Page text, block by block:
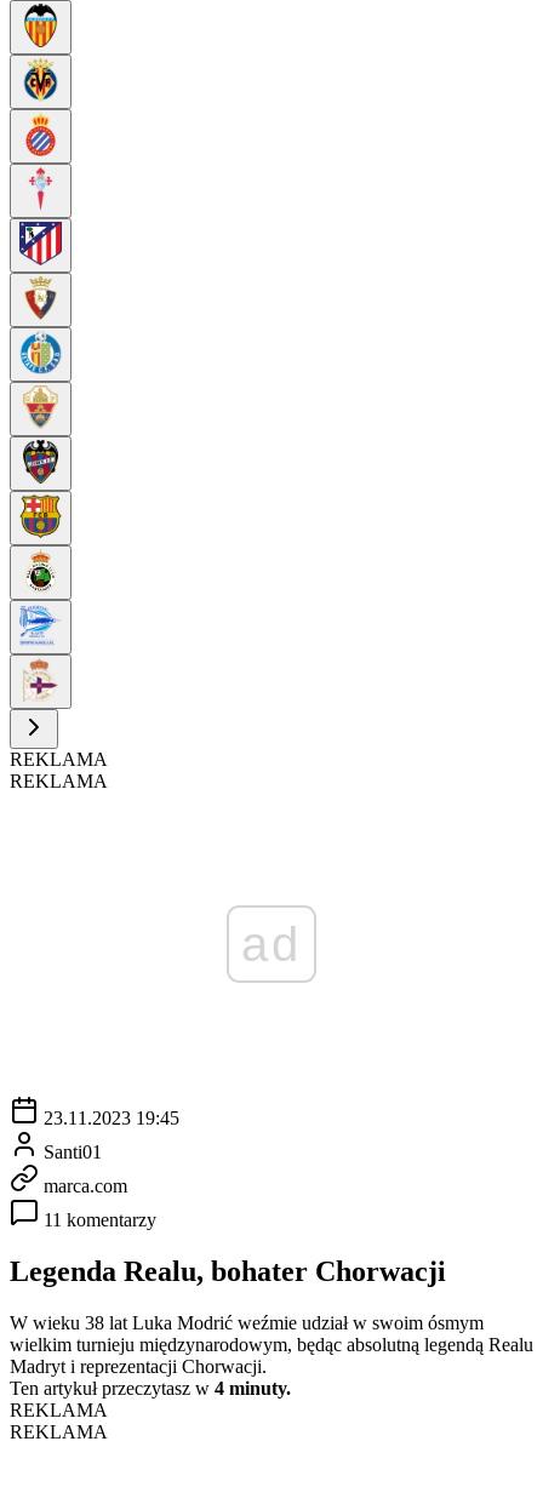
REKLAMA
REKLAMA
ad
23.11.2023 19:45
Santi01
marca.com
11 komentarzy
Legenda Realu, bohater Chorwacji
W wieku 38 lat Luka Modrić weźmie udział w swoim ósmym
wielkim turnieju międzynarodowym, będąc absolutną legendą Realu
Madryt i reprezentacji Chorwacji.
Ten artykuł przeczytasz w 4 minuty.
REKLAMA
REKLAMA